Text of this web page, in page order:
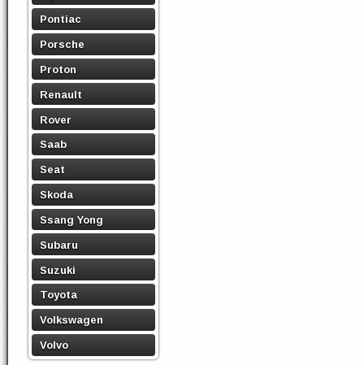
Pontiac
Porsche
Proton
Renault
Rover
Saab
Seat
Skoda
Ssang Yong
Subaru
Suzuki
Toyota
Volkswagen
Volvo